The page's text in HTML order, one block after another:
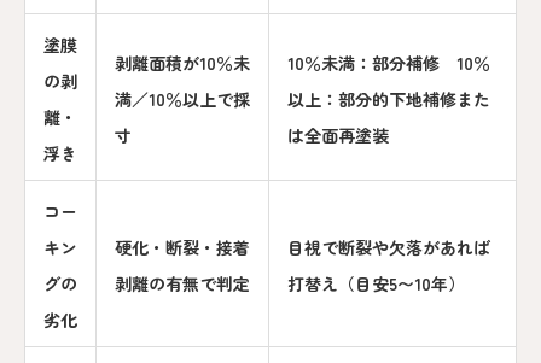
塗膜
の剥
離・
浮き
剥離面積が10％未
満／10％以上で採
寸
10％未満：部分補修 10％
以上：部分的下地補修また
は全面再塗装
コー
キン
グの
劣化
硬化・断裂・接着
剥離の有無で判定
目視で断裂や欠落があれば
打替え（目安5〜10年）